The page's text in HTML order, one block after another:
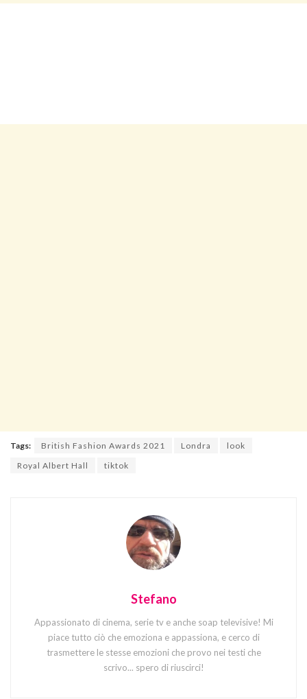
Tags: British Fashion Awards 2021 Londra
look
Royal Albert Hall
tiktok
Stefano
Appassionato di cinema, serie tv e anche soap televisive! Mi
piace tutto ciò che emoziona e appassiona, e cerco di
trasmettere le stesse emozioni che provo nei testi che
scrivo... spero di riuscirci!